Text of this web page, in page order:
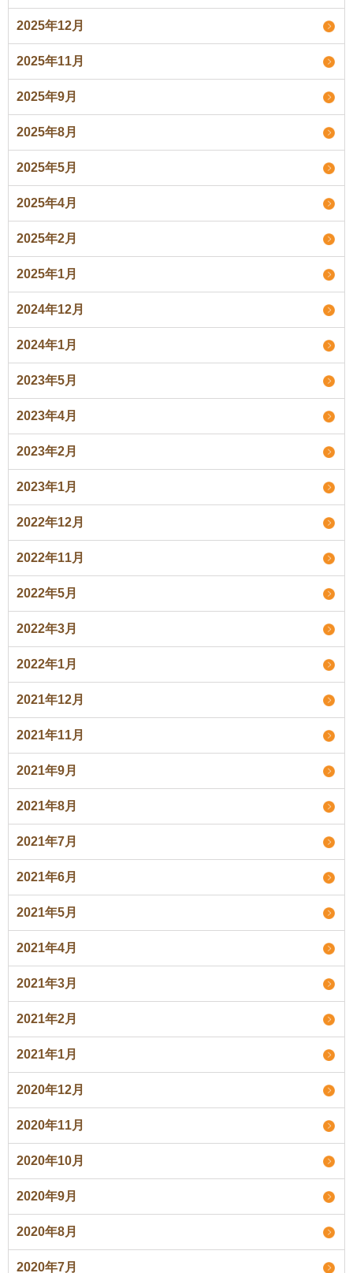
2025年12月
2025年11月
2025年9月
2025年8月
2025年5月
2025年4月
2025年2月
2025年1月
2024年12月
2024年1月
2023年5月
2023年4月
2023年2月
2023年1月
2022年12月
2022年11月
2022年5月
2022年3月
2022年1月
2021年12月
2021年11月
2021年9月
2021年8月
2021年7月
2021年6月
2021年5月
2021年4月
2021年3月
2021年2月
2021年1月
2020年12月
2020年11月
2020年10月
2020年9月
2020年8月
2020年7月